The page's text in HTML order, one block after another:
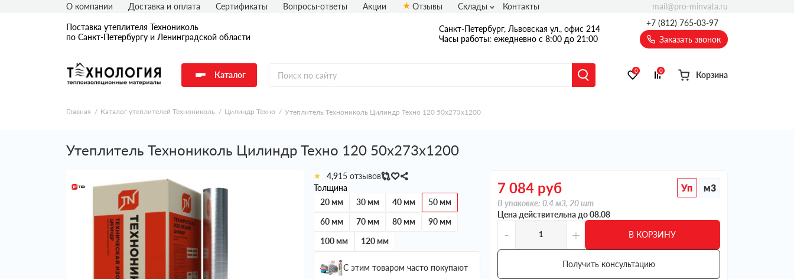
Поставка утеплителя Технониколь
по Санкт-Петербургу и Ленинградской области
Санкт-Петербург, Львовская ул., офис 214
Часы работы: ежедневно с 8:00 до 21:00
+7 (812) 765-03-97
Заказать звонок
Каталог 0 0 Корзина
О компании Доставка и оплата Сертификаты Вопросы-ответы Акции Отзывы Склады Контакты mail@pro-minvata.ru
Главная Каталог утеплителей Технониколь Цилиндр Техно Утеплитель Технониколь Цилиндр Техно 120 50х273х1200
Утеплитель Технониколь Цилиндр Техно 120 50х273х1200
4,9
15 отзывов
Толщина
20 мм
30 мм 40 мм
50 мм
60 мм
70 мм 80 мм
90 мм
100 мм
120 мм
С этим товаром часто покупают
7 084 руб Уп м3
В упаковке: 0.4 м3, 20 шт
Цена действительна до 08.08
- + В КОРЗИНУ
Получить консультацию